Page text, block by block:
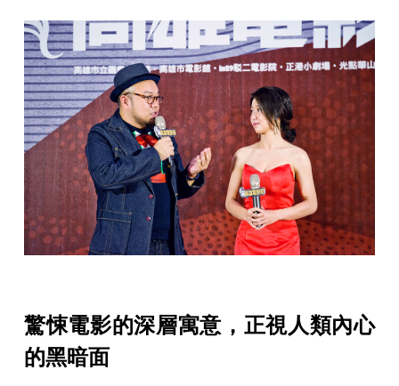
驚悚電影的深層寓意，正視人類內心
的黑暗面